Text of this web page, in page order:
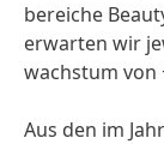
bereiche
erwarten wir
wachstum von
Aus den im